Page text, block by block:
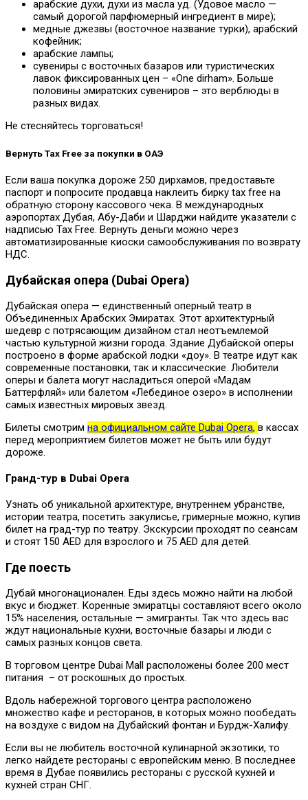
арабские духи, духи из масла уд. (Удовое масло —
самый дорогой парфюмерный ингредиент в мире);
медные джезвы (восточное название турки), арабский
кофейник;
арабские лампы;
сувениры с восточных базаров или туристических
лавок фиксированных цен – «One dirham». Больше
половины эмиратских сувениров – это верблюды в
разных видах.
Не стесняйтесь торговаться!
Вернуть Tax Free за покупки в ОАЭ
Если ваша покупка дороже 250 дирхамов, предоставьте
паспорт и попросите продавца наклеить бирку tax free на
обратную сторону кассового чека. В международных
аэропортах Дубая, Абу-Даби и Шарджи найдите указатели с
надписью Tax Free. Вернуть деньги можно через
автоматизированные киоски самообслуживания по возврату
НДС.
Дубайская опера (Dubai Opera)
Дубайская опера — единственный оперный театр в
Объединенных Арабских Эмиратах. Этот архитектурный
шедевр c потрясающим дизайном стал неотъемлемой
частью культурной жизни города. Здание Дубайской оперы
построено в форме арабской лодки «доу». В театре идут как
современные постановки, так и классические. Любители
оперы и балета могут насладиться оперой «Мадам
Баттерфляй» или балетом «Лебединое озеро» в исполнении
самых известных мировых звезд.
Билеты смотрим на официальном сайте Dubai Opera, в кассах
перед мероприятием билетов может не быть или будут
дороже.
Гранд-тур в Dubai Opera
Узнать об уникальной архитектуре, внутреннем убранстве,
истории театра, посетить закулисье, гримерные можно, купив
билет на град-тур по театру. Экскурсии проходят по сеансам
и стоят 150 AED для взрослого и 75 AED для детей.
Где поесть
Дубай многонационален. Еды здесь можно найти на любой
вкус и бюджет. Коренные эмиратцы составляют всего около
15% населения, остальные — эмигранты. Так что здесь вас
ждут национальные кухни, восточные базары и люди с
самых разных концов света.
В торговом центре Dubai Mall расположены более 200 мест
питания – от роскошных до простых.
Вдоль набережной торгового центра расположено
множество кафе и ресторанов, в которых можно пообедать
на воздухе с видом на Дубайский фонтан и Бурдж-Халифу.
Если вы не любитель восточной кулинарной экзотики, то
легко найдете рестораны с европейским меню. В последнее
время в Дубае появились рестораны с русской кухней и
кухней стран СНГ.